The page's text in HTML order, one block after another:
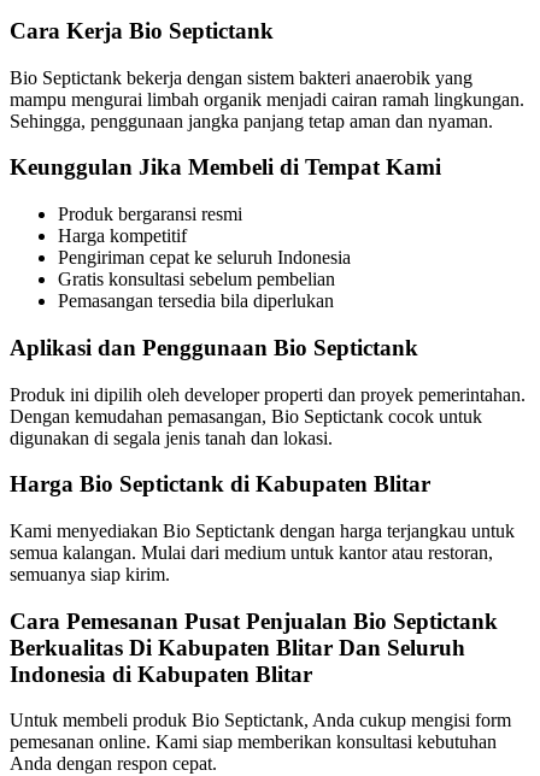
Cara Kerja Bio Septictank
Bio Septictank bekerja dengan sistem bakteri anaerobik yang
mampu mengurai limbah organik menjadi cairan ramah lingkungan.
Sehingga, penggunaan jangka panjang tetap aman dan nyaman.
Keunggulan Jika Membeli di Tempat Kami
Produk bergaransi resmi
Harga kompetitif
Pengiriman cepat ke seluruh Indonesia
Gratis konsultasi sebelum pembelian
Pemasangan tersedia bila diperlukan
Aplikasi dan Penggunaan Bio Septictank
Produk ini dipilih oleh developer properti dan proyek pemerintahan.
Dengan kemudahan pemasangan, Bio Septictank cocok untuk
digunakan di segala jenis tanah dan lokasi.
Harga Bio Septictank di Kabupaten Blitar
Kami menyediakan Bio Septictank dengan harga terjangkau untuk
semua kalangan. Mulai dari medium untuk kantor atau restoran,
semuanya siap kirim.
Cara Pemesanan Pusat Penjualan Bio Septictank
Berkualitas Di Kabupaten Blitar Dan Seluruh
Indonesia di Kabupaten Blitar
Untuk membeli produk Bio Septictank, Anda cukup mengisi form
pemesanan online. Kami siap memberikan konsultasi kebutuhan
Anda dengan respon cepat.